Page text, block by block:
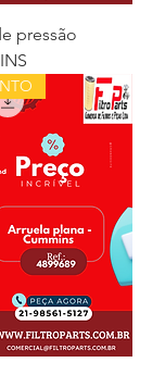
pressão